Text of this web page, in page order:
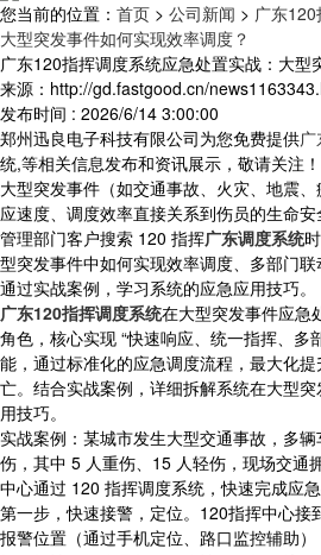
您当前的位置： 首页 > 公司新闻 > 广东120
大型突发事件如何实现效率调度？
广东120指挥调度系统应急处置实战：大型
来源：http://gd.fastgood.cn/
发布时间 : 2026/6/14 3:00:00
郑州迅良电子科技有限公司为您免费提供
统,等相关信息发布和资讯展示，敬请关注！
大型突发事件（如交通事故、火灾、地震
应速度、调度效率直接关系到伤员的生命
管理部门客户搜索 120 指挥广东调度系统
型突发事件中如何实现效率调度、多部门
通过实战案例，学习系统的应急应用技巧。
广东120指挥调度系统在大型突发事件应急
角色，核心实现 “快速响应、统一指挥、多
能，通过标准化的应急调度流程，最大化
亡。结合实战案例，详细拆解系统在大型
用技巧。
实战案例：某城市发生大型交通事故，多
伤，其中 5 人重伤、15 人轻伤，现场交通
中心通过 120 指挥调度系统，快速完成应
第一步，快速接警，定位。120指挥中心接
报警位置（通过手机定位、路口监控辅助